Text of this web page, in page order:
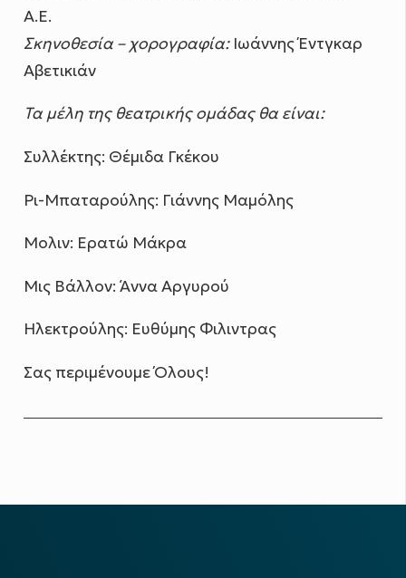
A.E.
Σκηνοθεσία – χορογραφία:Ιωάννης Έντγκαρ
Αβετικιάν
Τα μέλη της θεατρικής ομάδας θα είναι:
Συλλέκτης: Θέμιδα Γκέκου
Ρι-Μπαταρούλης: Γιάννης Μαμόλης
Μολιν: Ερατώ Μάκρα
Μις Bάλλoν: Άννα Αργυρού
Ηλεκτρούλης: Ευθύμης Φιλιντρας
Σας περιμένουμε Όλους!